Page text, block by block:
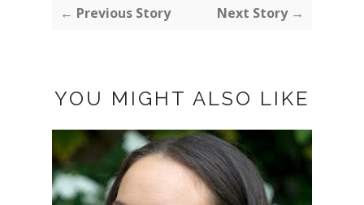
← Previous Story Next Story →
YOU MIGHT ALSO LIKE